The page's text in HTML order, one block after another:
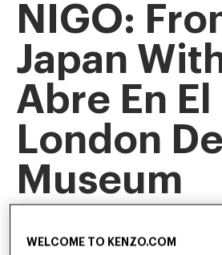
NIGO:
Japan
Abre En El
London
Museum
Esta exposición histórica es la primera
creativa.
WELCOME TO KENZO.COM